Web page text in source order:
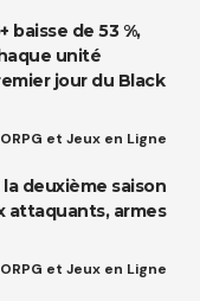
baisse de 53 %,
unité
jour du Black
et Jeux en Ligne
la deuxième saison
attaquants, armes
et Jeux en Ligne